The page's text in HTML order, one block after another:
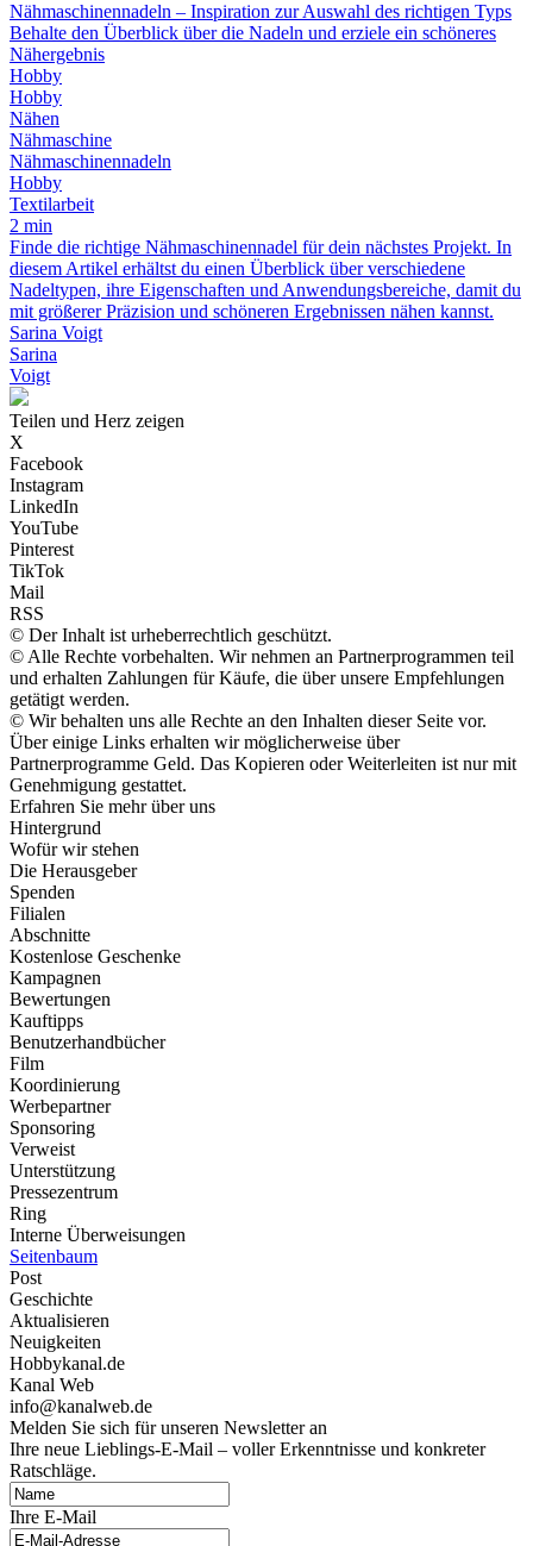
Nähmaschinennadeln – Inspiration zur Auswahl des richtigen Typs
Behalte den Überblick über die Nadeln und erziele ein schöneres
Nähergebnis
Hobby
Hobby
Nähen
Nähmaschine
Nähmaschinennadeln
Hobby
Textilarbeit
2 min
Finde die richtige Nähmaschinennadel für dein nächstes Projekt. In
diesem Artikel erhältst du einen Überblick über verschiedene
Nadeltypen, ihre Eigenschaften und Anwendungsbereiche, damit du
mit größerer Präzision und schöneren Ergebnissen nähen kannst.
Sarina Voigt
Sarina
Voigt
Teilen und Herz zeigen
X
Facebook
Instagram
LinkedIn
YouTube
Pinterest
TikTok
Mail
RSS
© Der Inhalt ist urheberrechtlich geschützt.
© Alle Rechte vorbehalten. Wir nehmen an Partnerprogrammen teil
und erhalten Zahlungen für Käufe, die über unsere Empfehlungen
getätigt werden.
© Wir behalten uns alle Rechte an den Inhalten dieser Seite vor.
Über einige Links erhalten wir möglicherweise über
Partnerprogramme Geld. Das Kopieren oder Weiterleiten ist nur mit
Genehmigung gestattet.
Erfahren Sie mehr über uns
Hintergrund
Wofür wir stehen
Die Herausgeber
Spenden
Filialen
Abschnitte
Kostenlose Geschenke
Kampagnen
Bewertungen
Kauftipps
Benutzerhandbücher
Film
Koordinierung
Werbepartner
Sponsoring
Verweist
Unterstützung
Pressezentrum
Ring
Interne Überweisungen
Seitenbaum
Post
Geschichte
Aktualisieren
Neuigkeiten
Hobbykanal.de
Kanal Web
info@kanalweb.de
Melden Sie sich für unseren Newsletter an
Ihre neue Lieblings-E-Mail – voller Erkenntnisse und konkreter
Ratschläge.
Ihre E-Mail